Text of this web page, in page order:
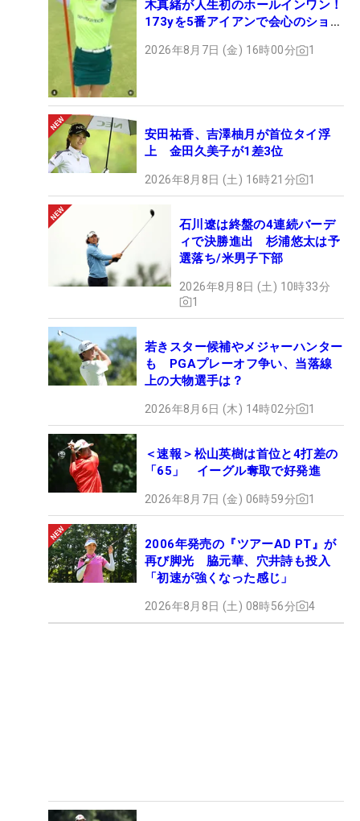
木真緒が人生初のホールインワン！
173yを5番アイアンで会心のショッ
2026年8月7日 (金) 16時00分 1
安田祐香、吉澤柚月が首位タイ浮
上 金田久美子が1差3位
2026年8月8日 (土) 16時21分 1
石川遼は終盤の4連続バーデ
ィで決勝進出 杉浦悠太は予
選落ち/米男子下部
2026年8月8日 (土) 10時33分
1
若きスター候補やメジャーハンター
も PGAプレーオフ争い、当落線
上の大物選手は？
2026年8月6日 (木) 14時02分 1
＜速報＞松山英樹は首位と4打差の
「65」 イーグル奪取で好発進
2026年8月7日 (金) 06時59分 1
2006年発売の『ツアーAD PT』が
再び脚光 脇元華、穴井詩も投入
「初速が強くなった感じ」
2026年8月8日 (土) 08時56分 4